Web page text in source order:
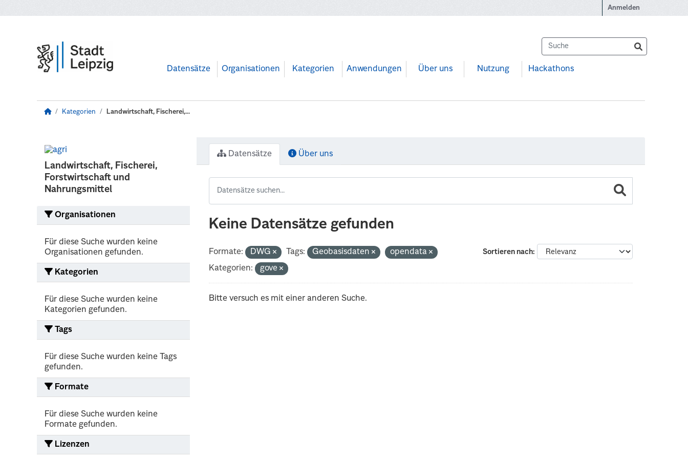
Anmelden
Datensätze Organisationen Kategorien Anwendungen Über uns Nutzung Hackathons
Kategorien Landwirtschaft, Fischerei,...
Landwirtschaft, Fischerei,
Forstwirtschaft und
Nahrungsmittel
Organisationen
Für diese Suche wurden keine
Organisationen gefunden.
Kategorien
Für diese Suche wurden keine
Kategorien gefunden.
Tags
Für diese Suche wurden keine Tags
gefunden.
Formate
Für diese Suche wurden keine
Formate gefunden.
Lizenzen
Datensätze Über uns
Keine Datensätze gefunden
Sortieren nach
Formate: DWG Tags: Geobasisdaten
opendata
Kategorien:
gove
Bitte versuch es mit einer anderen Suche.